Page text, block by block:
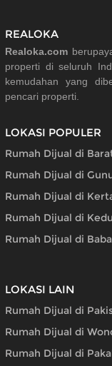
REALOKA
Realoka.com
properti di seluruh
kemudahan yang
pencari properti.
LOKASI POPULER
Rumah Dijual di
Rumah Dijual di
Rumah Dijual di
Rumah Dijual di
Rumah Dijual di
LOKASI LAIN
Rumah Dijual di
Rumah Dijual di
Rumah Dijual di